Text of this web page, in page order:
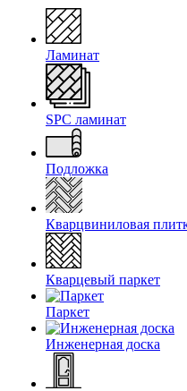
Ламинат
SPC ламинат
Подложка
Кварцвиниловая
Кварцевый паркет
Паркет
Инженерная доска